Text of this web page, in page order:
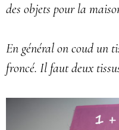
des objets pour la
En général on coud un
froncé. Il faut deux